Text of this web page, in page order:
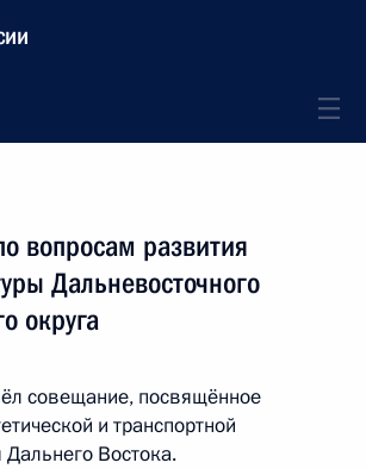
вопросам развития
Дальневосточного
округа
совещание, посвящённое
и транспортной
Дальнего Востока.